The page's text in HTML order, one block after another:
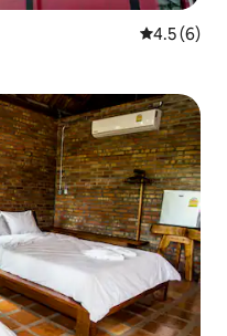
平均评分
4.5 (6)